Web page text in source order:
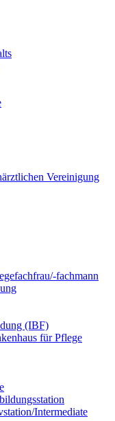
Vereinigung
fachmann
(IBF)
für Pflege
Intermediate